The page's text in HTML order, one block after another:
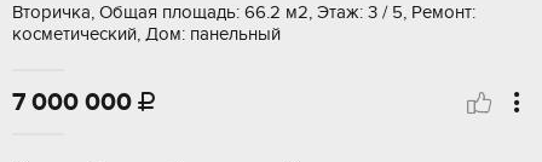
Вторичка, Общая площадь: 66.2 м2, Этаж: 3 / 5, Ремонт:
косметический, Дом: панельный
7 000 000 